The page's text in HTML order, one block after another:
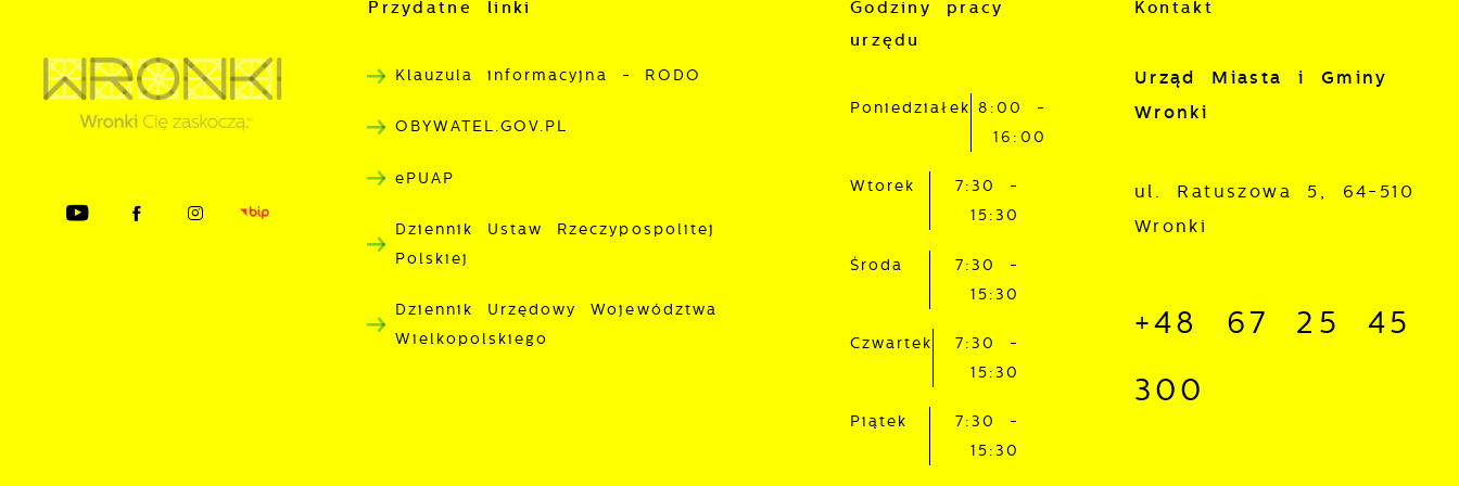
Przydatne linki
Klauzula informacyjna - RODO
OBYWATEL.GOV.PL
ePUAP
Dziennik Ustaw Rzeczypospolitej
Polskiej
Dziennik Urzędowy Województwa
Wielkopolskiego
Godziny pracy
urzędu
Poniedziałek
8:00 -
16:00
Wtorek
7:30 -
15:30
Środa
7:30 -
15:30
Czwartek
7:30 -
15:30
Piątek
7:30 -
15:30
Kontakt
Urząd Miasta i Gminy
Wronki
ul. Ratuszowa 5, 64-510
Wronki
+48 67 25 45
300